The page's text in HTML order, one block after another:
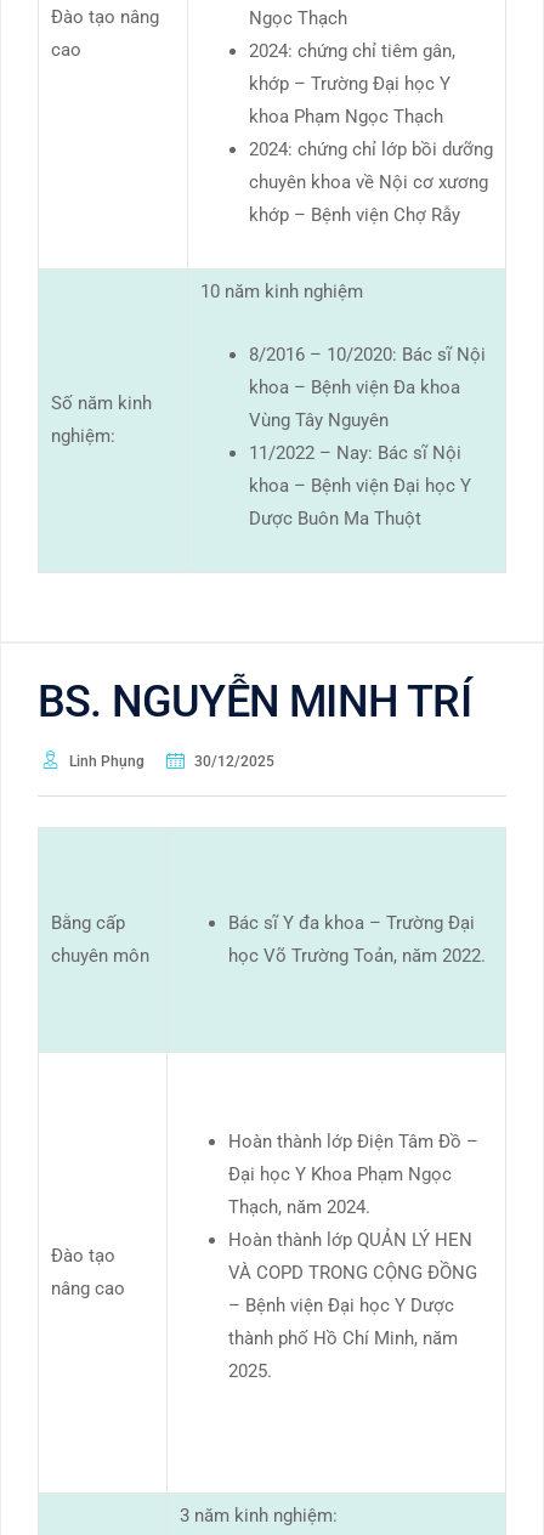
Đào tạo nâng
cao
Ngọc Thạch
2024: chứng chỉ tiêm gân,
khớp – Trường Đại học Y
khoa Phạm Ngọc Thạch
2024: chứng chỉ lớp bồi dưỡng
chuyên khoa về Nội cơ xương
khớp – Bệnh viện Chợ Rẫy
Số năm kinh
nghiệm:
10 năm kinh nghiệm
8/2016 – 10/2020: Bác sĩ Nội
khoa – Bệnh viện Đa khoa
Vùng Tây Nguyên
11/2022 – Nay: Bác sĩ Nội
khoa – Bệnh viện Đại học Y
Dược Buôn Ma Thuột
BS. NGUYỄN MINH TRÍ
Linh Phụng 30/12/2025
Bằng cấp
chuyên môn
Bác sĩ Y đa khoa – Trường Đại
học Võ Trường Toản, năm 2022.
Đào tạo
nâng cao
Hoàn thành lớp Điện Tâm Đồ –
Đại học Y Khoa Phạm Ngọc
Thạch, năm 2024.
Hoàn thành lớp QUẢN LÝ HEN
VÀ COPD TRONG CỘNG ĐỒNG
– Bệnh viện Đại học Y Dược
thành phố Hồ Chí Minh, năm
2025.
3 năm kinh nghiệm: